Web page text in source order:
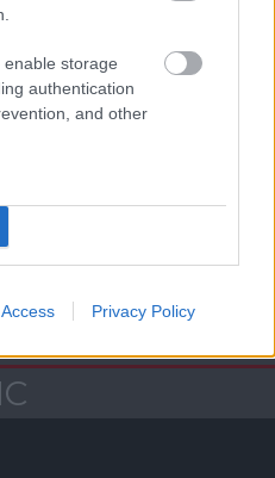
storage
authentication
and other
Privacy Policy
működését!